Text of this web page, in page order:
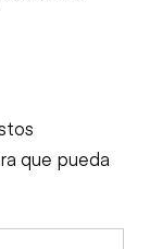
que pueda